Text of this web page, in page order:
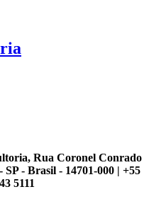
Rua Coronel Conrado
- Brasil - 14701-000 | +55
5111